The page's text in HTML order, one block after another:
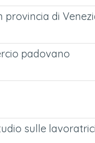
di
padovano
sulle